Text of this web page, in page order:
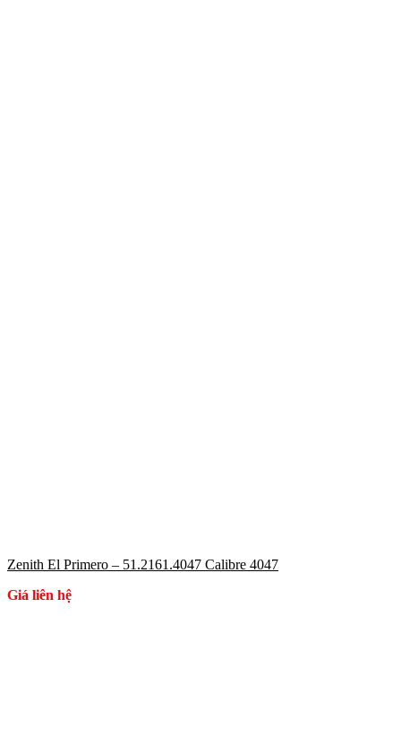
Zenith El Primero – 51.2161.4047 Calibre 4047
Giá liên hệ